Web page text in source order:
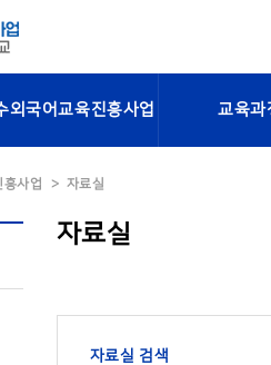
외국어교육진흥사업 교육과
사업 자료실
자료실
자료실 검색